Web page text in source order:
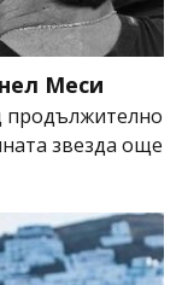
Меси
продължително
звезда още